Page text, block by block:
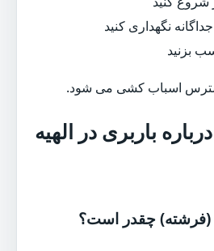
نگهداری کنید
بزنید
اسباب کشی می شود.
باربری در الهیه
(فرشته) چقدر است؟